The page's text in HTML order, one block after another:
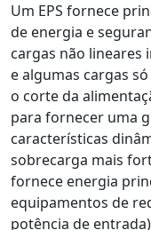
Um EPS fornece
de energia e
cargas não lineares
e algumas cargas
o corte da
para fornecer uma
características
sobrecarga mais
fornece energia
equipamentos de
potência de